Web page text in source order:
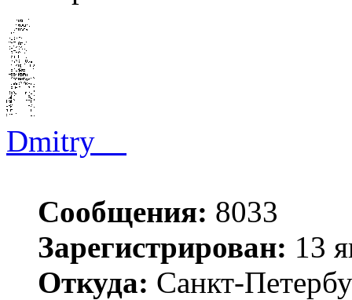
Dmitry__
Сообщения: 8033
Зарегистрирован: 13
Откуда: Санкт-